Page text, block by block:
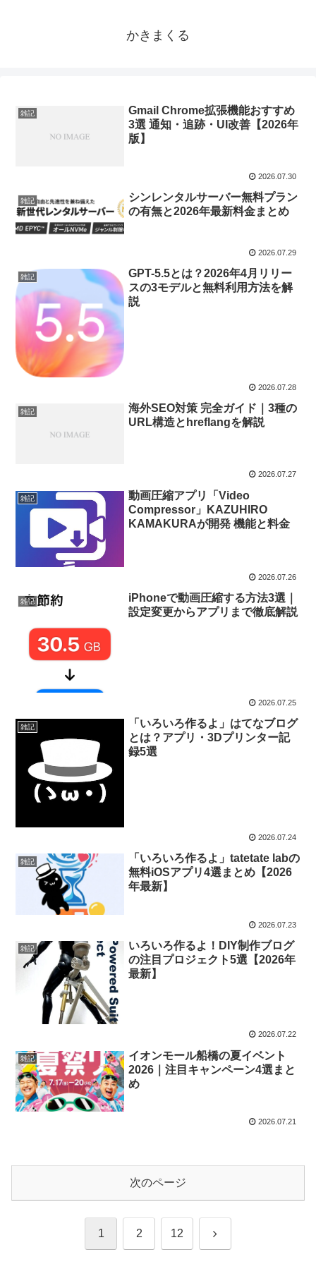
かきまくる
雑記
Gmail Chrome拡張機能おすすめ
3選 通知・追跡・UI改善【2026年
版】
2026.07.30
雑記
シンレンタルサーバー無料プラン
の有無と2026年最新料金まとめ
2026.07.29
雑記
GPT-5.5とは？2026年4月リリー
スの3モデルと無料利用方法を解
説
2026.07.28
雑記
海外SEO対策 完全ガイド｜3種の
URL構造とhreflangを解説
2026.07.27
雑記
動画圧縮アプリ「Video
Compressor」KAZUHIRO
KAMAKURAが開発 機能と料金
2026.07.26
雑記
iPhoneで動画圧縮する方法3選｜
設定変更からアプリまで徹底解説
2026.07.25
雑記
「いろいろ作るよ」はてなブログ
とは？アプリ・3Dプリンター記
録5選
2026.07.24
雑記
「いろいろ作るよ」tatetate labの
無料iOSアプリ4選まとめ【2026
年最新】
2026.07.23
雑記
いろいろ作るよ！DIY制作ブログ
の注目プロジェクト5選【2026年
最新】
2026.07.22
雑記
イオンモール船橋の夏イベント
2026｜注目キャンペーン4選まと
め
2026.07.21
次のページ
1 2 12 次